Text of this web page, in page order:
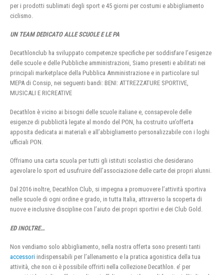
per i prodotti sublimati degli sport e 45 giorni per costumi e abbigliamento
ciclismo.
UN TEAM DEDICATO ALLE SCUOLE E LE PA
Decathlonclub ha sviluppato competenze specifiche per soddisfare l’esigenze
delle scuole e delle Pubbliche amministrazioni, Siamo presenti e abilitati nei
principali marketplace della Pubblica Amministrazione e in particolare sul
MEPA di Consip, nei seguenti bandi: BENI: ATTREZZATURE SPORTIVE,
MUSICALI E RICREATIVE
Decathlon è vicino ai bisogni delle scuole italiane e, consapevole delle
esigenze di pubblicità legate al mondo del PON, ha costruito un’offerta
apposita dedicata ai materiali e all’abbigliamento personalizzabile con i loghi
ufficiali PON.
Offriamo una carta scuola per tutti gli istituti scolastici che desiderano
agevolare lo sport ed usufruire dell’associazione delle carte dei propri alunni.
Dal 2016 inoltre, Decathlon Club, si impegna a promuovere l’attività sportiva
nelle scuole di ogni ordine e grado, in tutta Italia, attraverso la scoperta di
nuove e inclusive discipline con l’aiuto dei propri sportivi e dei Club Gold.
ED INOLTRE…
Non vendiamo solo abbigliamento, nella nostra offerta sono presenti tanti
accessori indispensabili per l’allenamento e la pratica agonistica della tua
attività, che non ci è possibile offrirti nella collezione Decathlon. e’ per